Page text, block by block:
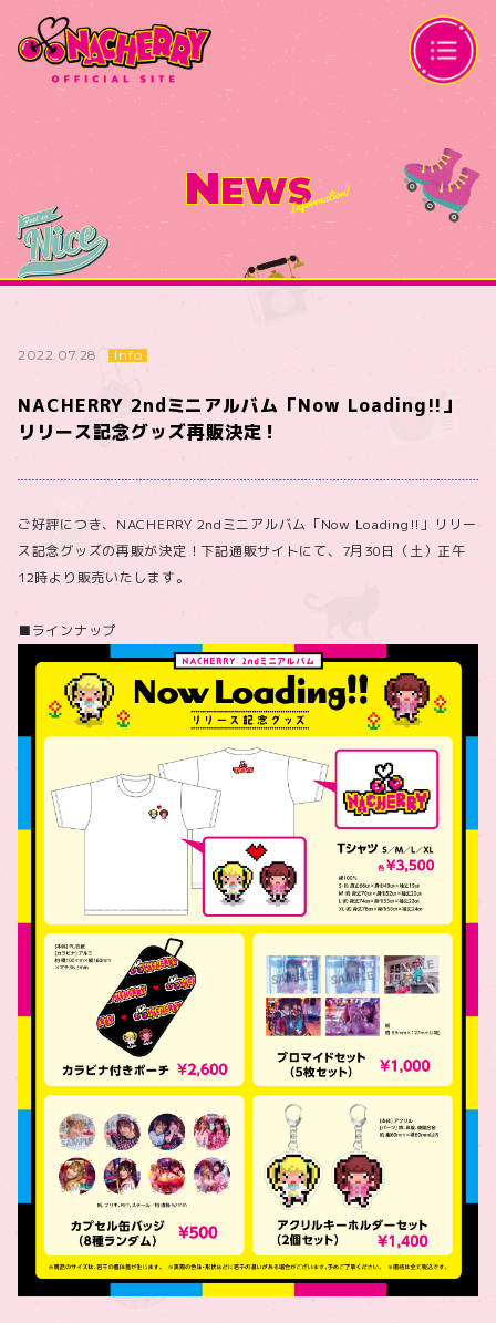
NEWS
2022.07.28 Info
NACHERRY 2ndミニアルバム「Now Loading!!」
リリース記念グッズ再販決定！
ご好評につき、NACHERRY 2ndミニアルバム「Now Loading!!」リリー
ス記念グッズの再販が決定！下記通販サイトにて、7月30日（土）正午
12時より販売いたします。
■ラインナップ